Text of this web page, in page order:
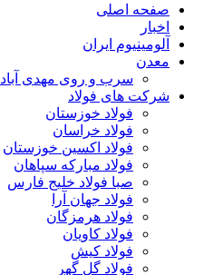
صفحه اصلی
اخبار
آلومینیوم ایران
معدن
سرب و روی مهدی آباد
شرکت های فولاد
فولاد خوزستان
فولاد خراسان
فولاد اکسین خوزستان
فولاد مبارکه سپاهان
صبا فولاد خلیج فارس
فولاد جهان آرا
فولاد هرمزگان
فولاد کاویان
فولاد کیش
فولاد گل گهر